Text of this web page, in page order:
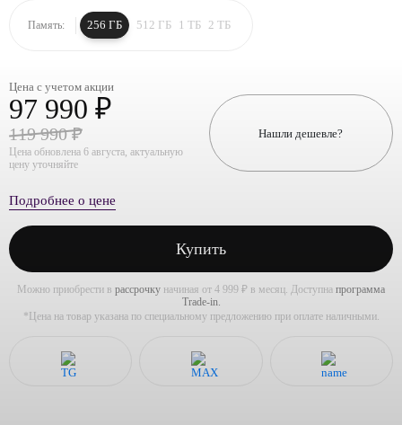
Память: 256 ГБ 512 ГБ 1 ТБ 2 ТБ
Цена с учетом акции
97 990 ₽
119 990 ₽
Цена обновлена 6 августа, актуальную
цену уточняйте
Нашли дешевле?
Подробнее о цене
Купить
Можно приобрести в рассрочку начиная от 4 999 ₽ в месяц. Доступна программа
Trade-in.
*Цена на товар указана по специальному предложению при оплате наличными.